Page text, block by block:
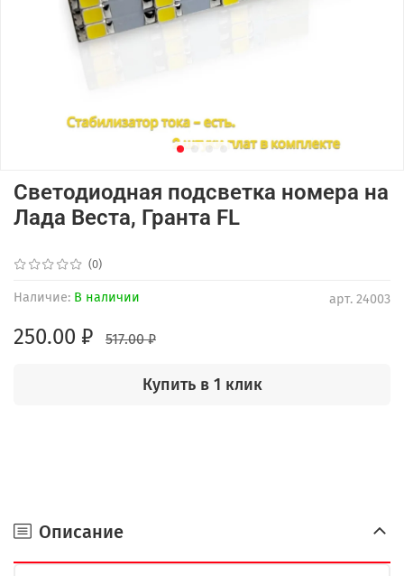
(0)
арт. 24003
Наличие: В наличии
Светодиодная подсветка номера на
Лада Веста, Гранта FL
250.00 ₽ 517.00 ₽
Купить в 1 клик
Описание